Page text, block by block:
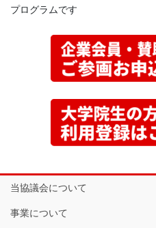
プログラムです
当協議会について
事業について